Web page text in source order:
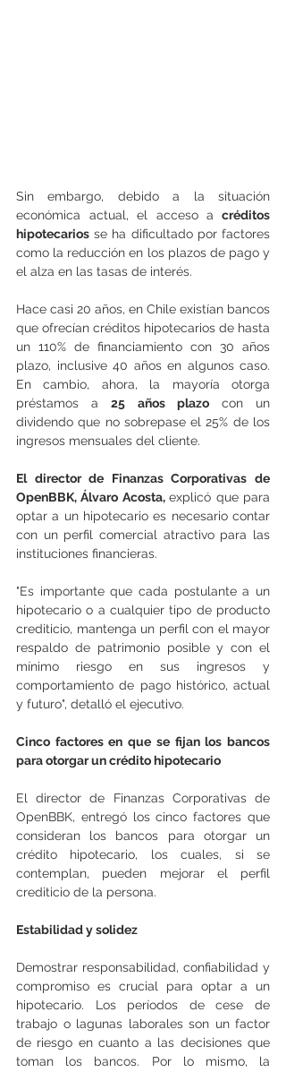
Sin embargo, debido a la situación
económica actual, el acceso a créditos
hipotecarios se ha dificultado por factores
como la reducción en los plazos de pago y
el alza en las tasas de interés.
Hace casi 20 años, en Chile existían bancos
que ofrecían créditos hipotecarios de hasta
un 110% de financiamiento con 30 años
plazo, inclusive 40 años en algunos caso.
En cambio, ahora, la mayoría otorga
préstamos a 25 años plazo con un
dividendo que no sobrepase el 25% de los
ingresos mensuales del cliente.
El director de Finanzas Corporativas de
OpenBBK, Álvaro Acosta, explicó que para
optar a un hipotecario es necesario contar
con un perfil comercial atractivo para las
instituciones financieras.
"Es importante que cada postulante a un
hipotecario o a cualquier tipo de producto
crediticio, mantenga un perfil con el mayor
respaldo de patrimonio posible y con el
mínimo riesgo en sus ingresos y
comportamiento de pago histórico, actual
y futuro", detalló el ejecutivo.
Cinco factores en que se fijan los bancos
para otorgar un crédito hipotecario
El director de Finanzas Corporativas de
OpenBBK, entregó los cinco factores que
consideran los bancos para otorgar un
crédito hipotecario, los cuales, si se
contemplan, pueden mejorar el perfil
crediticio de la persona.
Estabilidad y solidez
Demostrar responsabilidad, confiabilidad y
compromiso es crucial para optar a un
hipotecario. Los períodos de cese de
trabajo o lagunas laborales son un factor
de riesgo en cuanto a las decisiones que
toman los bancos. Por lo mismo, la